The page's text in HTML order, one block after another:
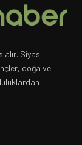
alır. Siyasi
doğa ve